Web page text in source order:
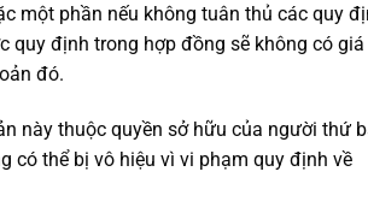
một phần nếu không tuân thủ các quy
quy định trong hợp đồng sẽ không có
đó.
này thuộc quyền sở hữu của người thứ
có thể bị vô hiệu vì vi phạm quy định về